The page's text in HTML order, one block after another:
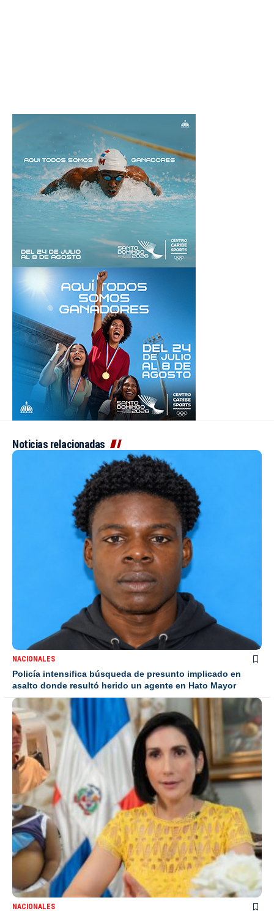
Noticias relacionadas
NACIONALES
Policía intensifica búsqueda de presunto implicado en
asalto donde resultó herido un agente en Hato Mayor
NACIONALES